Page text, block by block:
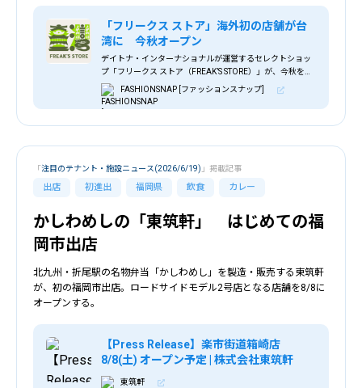
「フリークス ストア」海外初の店舗が台
湾に 今秋オープン
デイトナ・インターナショナルが運営するセレクトショッ
プ「フリークス ストア（FREAK’S STORE）」が、今秋をめ
どに海外初の店舗を台湾に出店すると発表した。
FASHIONSNAP [ファッションスナップ]
出店 初進出 福岡県 飲食 カレー
「注目のテナント・施設ニュース(2026/6/19) 」掲載記事
かしわめしの「東筑軒」 はじめての福
岡市出店
北九州・折尾駅の名物弁当「かしわめし」を製造・販売する東筑軒
が、初の福岡市出店。ロードサイドモデル2号店となる店舗を8/8に
オープンする。
【Press Release】楽市街道箱崎店
8/8(土) オープン予定 | 株式会社東筑軒
東筑軒